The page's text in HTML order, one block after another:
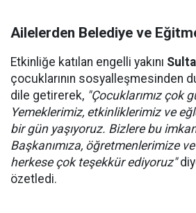
Ailelerden Belediye ve
Etkinliğe katılan engelli yakını
çocuklarının sosyalleşmesinden
dile getirerek, "Çocuklarımız çok
Yemeklerimiz, etkinliklerimiz ve
bir gün yaşıyoruz. Bizlere bu
Başkanımıza, öğretmenlerimize
herkese çok teşekkür ediyoruz"
özetledi.